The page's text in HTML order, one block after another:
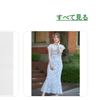
すべて見る